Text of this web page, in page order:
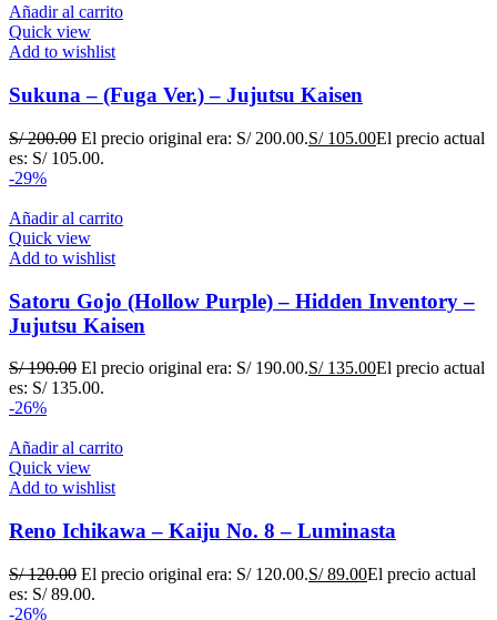
Añadir al carrito
Quick view
Add to wishlist
Sukuna – (Fuga Ver.) – Jujutsu Kaisen
S/200.00 El precio original era: S/ 200.00.S/105.00El precio actual
es: S/ 105.00.
-29%
Añadir al carrito
Quick view
Add to wishlist
Satoru Gojo (Hollow Purple) – Hidden Inventory –
Jujutsu Kaisen
S/190.00 El precio original era: S/ 190.00.S/135.00El precio actual
es: S/ 135.00.
-26%
Añadir al carrito
Quick view
Add to wishlist
Reno Ichikawa – Kaiju No. 8 – Luminasta
S/120.00 El precio original era: S/ 120.00.S/89.00El precio actual
es: S/ 89.00.
-26%